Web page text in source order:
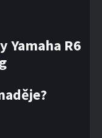
Yamaha R6